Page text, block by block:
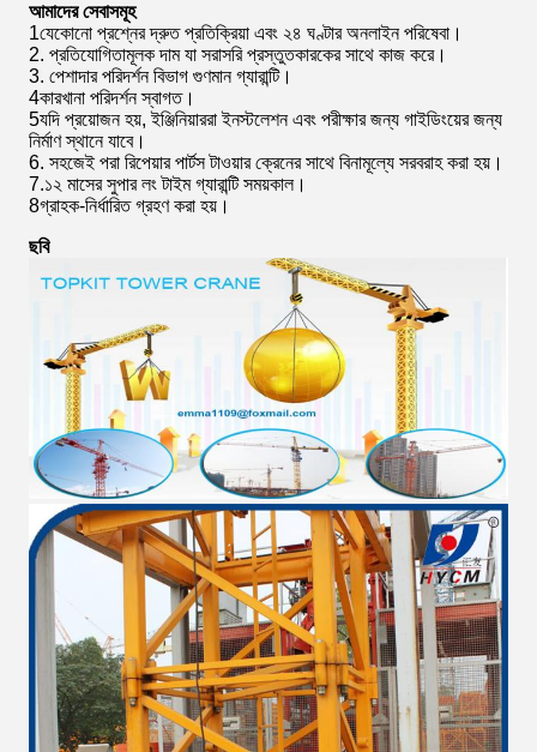
আমাদের সেবাসমূহ
1যেকোনো প্রশ্নের দ্রুত প্রতিক্রিয়া এবং ২৪ ঘণ্টার অনলাইন পরিষেবা।
2. প্রতিযোগিতামূলক দাম যা সরাসরি প্রস্তুতকারকের সাথে কাজ করে।
3. পেশাদার পরিদর্শন বিভাগ গুণমান গ্যারান্টি।
4কারখানা পরিদর্শন স্বাগত।
5যদি প্রয়োজন হয়, ইঞ্জিনিয়াররা ইনস্টলেশন এবং পরীক্ষার জন্য গাইডিংয়ের জন্য
নির্মাণ স্থানে যাবে।
6. সহজেই পরা রিপেয়ার পার্টস টাওয়ার ক্রেনের সাথে বিনামূল্যে সরবরাহ করা হয়।
7.১২ মাসের সুপার লং টাইম গ্যারান্টি সময়কাল।
8গ্রাহক-নির্ধারিত গ্রহণ করা হয়।
ছবি